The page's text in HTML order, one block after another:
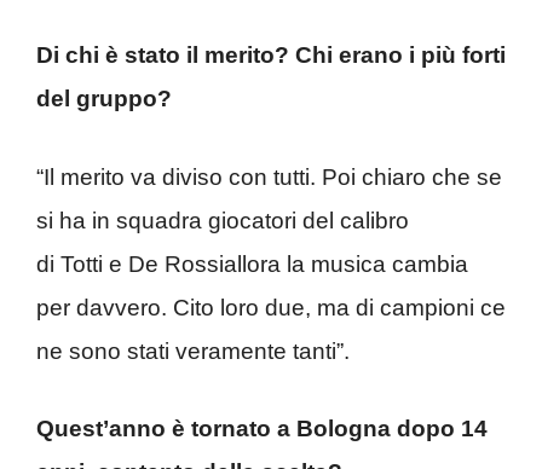
Di chi è stato il merito? Chi erano i più forti
del gruppo?
“Il merito va diviso con tutti. Poi chiaro che se
si ha in squadra giocatori del calibro
di Totti e De Rossiallora la musica cambia
per davvero. Cito loro due, ma di campioni ce
ne sono stati veramente tanti”.
Quest’anno è tornato a Bologna dopo 14